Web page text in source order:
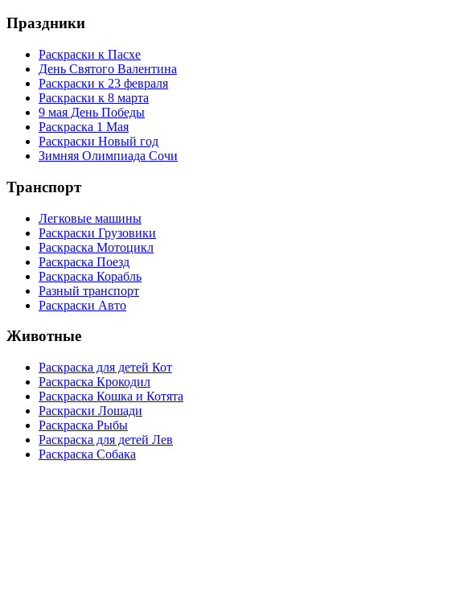
Праздники
Раскраски к Пасхе
День Святого Валентина
Раскраски к 23 февраля
Раскраски к 8 марта
9 мая День Победы
Раскраска 1 Мая
Раскраски Новый год
Зимняя Олимпиада Сочи
Транспорт
Легковые машины
Раскраски Грузовики
Раскраска Мотоцикл
Раскраска Поезд
Раскраска Корабль
Разный транспорт
Раскраски Авто
Животные
Раскраска для детей Кот
Раскраска Крокодил
Раскраска Кошка и Котята
Раскраски Лошади
Раскраска Рыбы
Раскраска для детей Лев
Раскраска Собака